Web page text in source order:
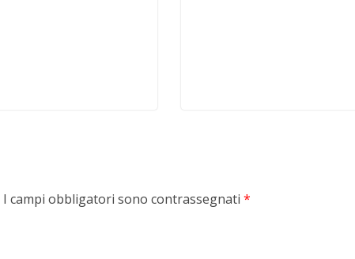
I campi obbligatori sono contrassegnati *